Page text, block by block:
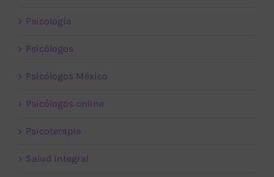
Psicología
Psicólogos
Psicólogos México
Psicólogos online
Psicoterapia
Salud integral